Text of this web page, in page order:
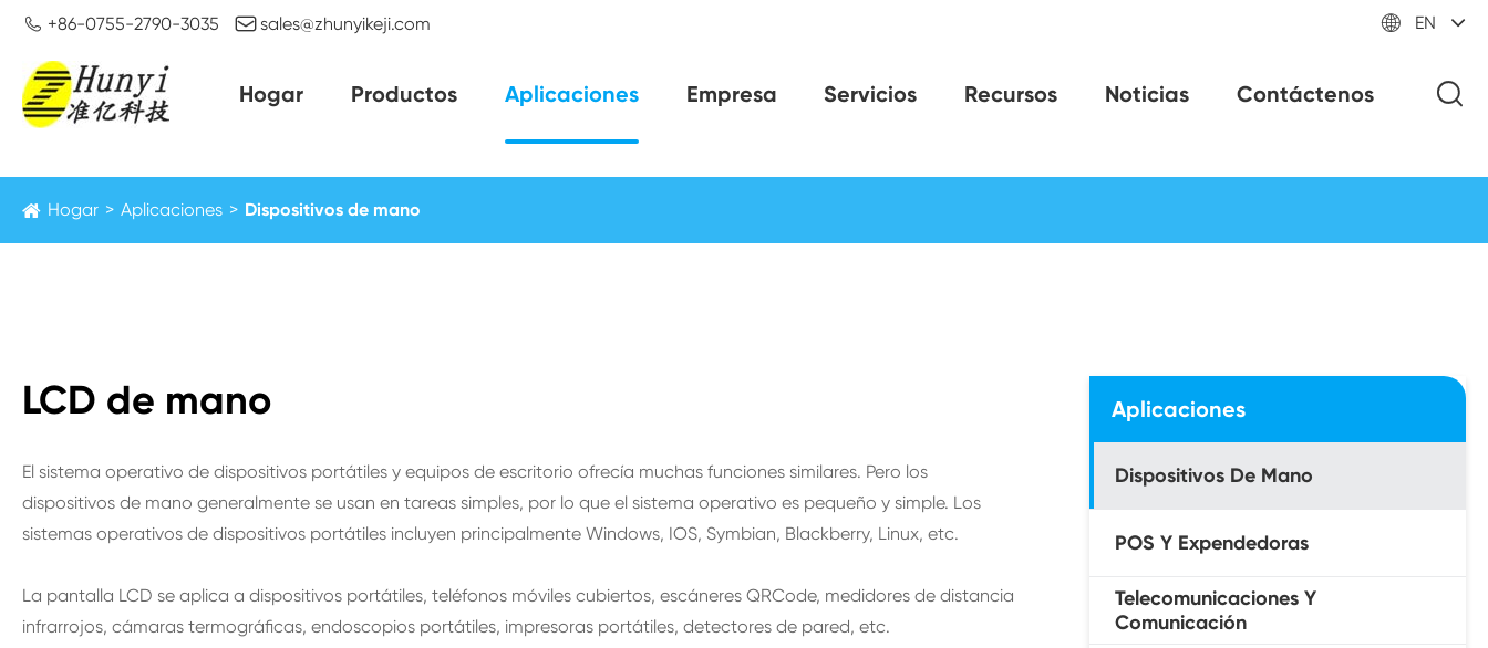
 +86-0755-2790-3035 sales@zhunyikeji.com  EN
Hogar Productos Aplicaciones Empresa Servicios Recursos Noticias Contáctenos
Hogar Aplicaciones Dispositivos de mano
LCD de mano
El sistema operativo de dispositivos portátiles y equipos de escritorio ofrecía muchas funciones similares. Pero los
dispositivos de mano generalmente se usan en tareas simples, por lo que el sistema operativo es pequeño y simple. Los
sistemas operativos de dispositivos portátiles incluyen principalmente Windows, IOS, Symbian, Blackberry, Linux, etc.
La pantalla LCD se aplica a dispositivos portátiles, teléfonos móviles cubiertos, escáneres QRCode, medidores de distancia
infrarrojos, cámaras termográficas, endoscopios portátiles, impresoras portátiles, detectores de pared, etc.
Aplicaciones
Dispositivos De Mano
POS Y Expendedoras
Telecomunicaciones Y
Comunicación